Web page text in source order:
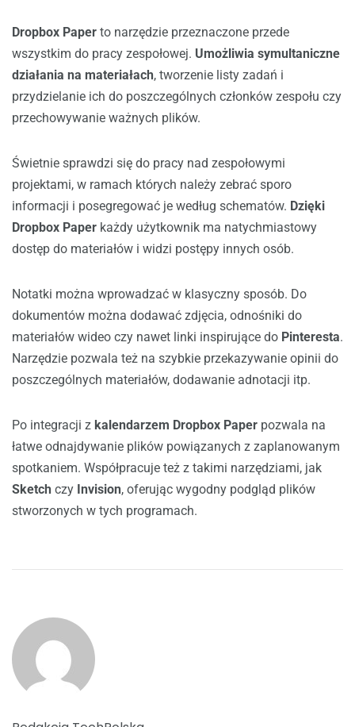
Dropbox Paper to narzędzie przeznaczone przede
wszystkim do pracy zespołowej. Umożliwia symultaniczne
działania na materiałach, tworzenie listy zadań i
przydzielanie ich do poszczególnych członków zespołu czy
przechowywanie ważnych plików.
Świetnie sprawdzi się do pracy nad zespołowymi
projektami, w ramach których należy zebrać sporo
informacji i posegregować je według schematów. Dzięki
Dropbox Paper każdy użytkownik ma natychmiastowy
dostęp do materiałów i widzi postępy innych osób.
Notatki można wprowadzać w klasyczny sposób. Do
dokumentów można dodawać zdjęcia, odnośniki do
materiałów wideo czy nawet linki inspirujące do Pinteresta.
Narzędzie pozwala też na szybkie przekazywanie opinii do
poszczególnych materiałów, dodawanie adnotacji itp.
Po integracji z kalendarzem Dropbox Paper pozwala na
łatwe odnajdywanie plików powiązanych z zaplanowanym
spotkaniem. Współpracuje też z takimi narzędziami, jak
Sketch czy Invision, oferując wygodny podgląd plików
stworzonych w tych programach.